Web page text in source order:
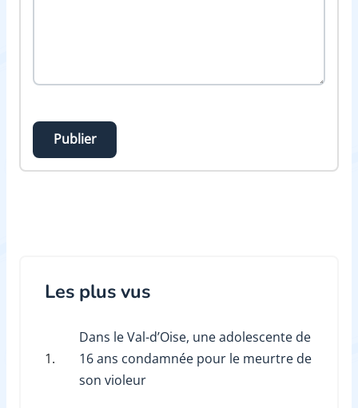
Publier
Les plus vus
1.
Dans le Val-d’Oise, une adolescente de
16 ans condamnée pour le meurtre de
son violeur